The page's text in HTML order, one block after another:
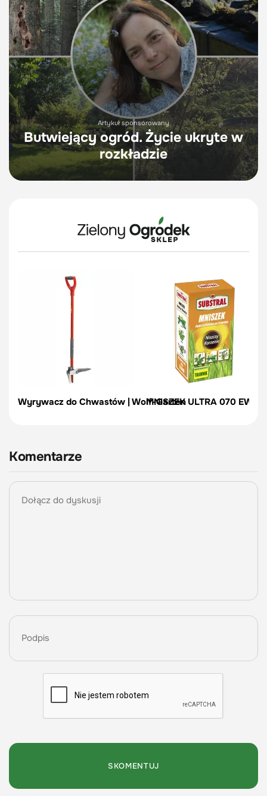
Artykuł sponsorowany
Butwiejący ogród. Życie ukryte w
rozkładzie
Wyrywacz do Chwastów | Wolf-GartenMNISZEK ULTRA 070 EW
Komentarze